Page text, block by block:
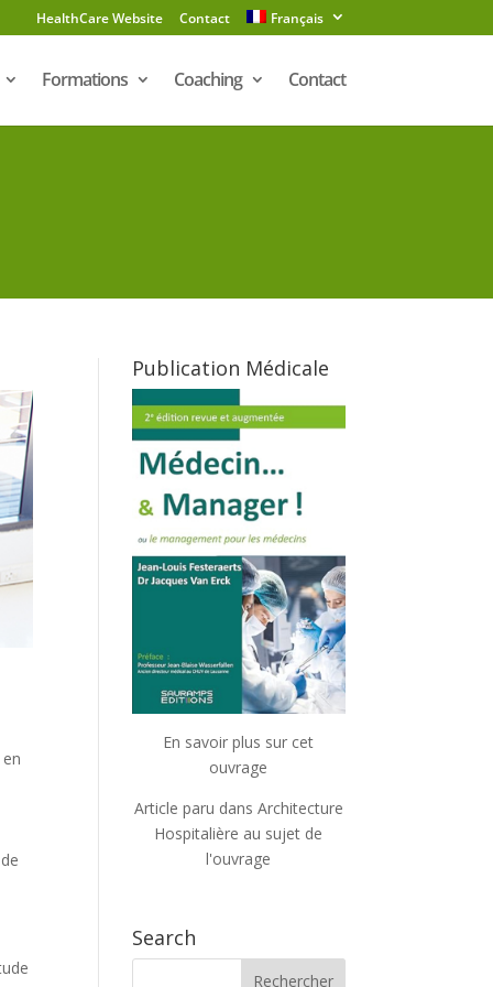
HealthCare Website Contact Français
Formations Coaching Contact
Publication Médicale
En savoir plus sur cet
ouvrage
Article paru dans Architecture
Hospitalière au sujet de
l'ouvrage
Search